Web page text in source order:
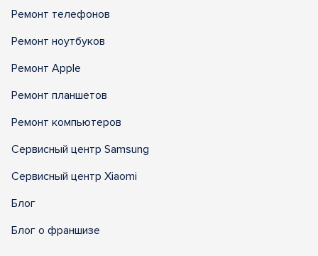
Ремонт телефонов
Ремонт ноутбуков
Ремонт Apple
Ремонт планшетов
Ремонт компьютеров
Сервисный центр Samsung
Сервисный центр Xiaomi
Блог
Блог о франшизе